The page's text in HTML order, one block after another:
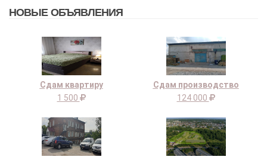
НОВЫЕ ОБЪЯВЛЕНИЯ
Сдам квартиру
1 500
Сдам производство
124 000